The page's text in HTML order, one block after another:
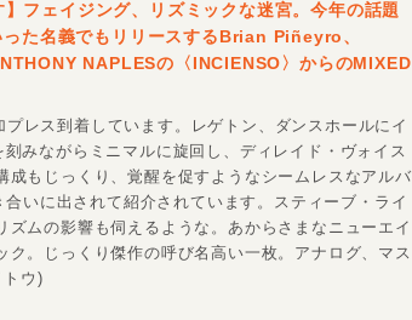
フェイジング、リズミックな迷宮。今年の話題
た名義でもリリースするBrian Piñeyro、
NAPLESの〈INCIENSO〉からのMIXED
レス到着しています。レゲトン、ダンスホールにイ
みながらミニマルに旋回し、ディレイド・ヴォイス
もじっくり、覚醒を促すようなシームレスなアルバ
いに出されて紹介されています。スティーブ・ライ
ムの影響も伺えるような。あからさまなニューエイ
。じっくり傑作の呼び名高い一枚。アナログ、マス
ウ)